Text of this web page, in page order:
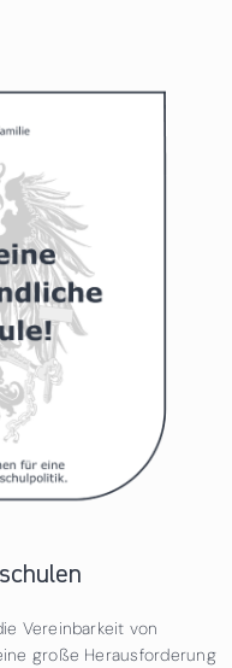
Vereinbarkeit von
große Herausforderung